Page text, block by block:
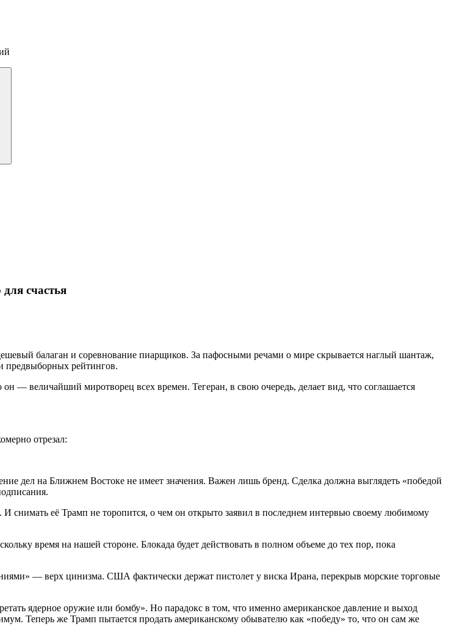
счастья
балаган и соревнование пиарщиков. За пафосными речами о мире скрывается наглый шантаж,
предвыборных рейтингов.
— величайший миротворец всех времен. Тегеран, в свою очередь, делает вид, что соглашается
отрезал:
дел на Ближнем Востоке не имеет значения. Важен лишь бренд. Сделка должна выглядеть «победой
её Трамп не торопится, о чем он открыто заявил в последнем интервью своему любимому
время на нашей стороне. Блокада будет действовать в полном объеме до тех пор, пока
— верх цинизма. США фактически держат пистолет у виска Ирана, перекрыв морские торговые
ядерное оружие или бомбу». Но парадокс в том, что именно американское давление и выход
Теперь же Трамп пытается продать американскому обывателю как «победу» то, что он сам же